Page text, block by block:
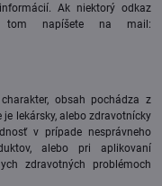
Ak niektorý odkaz
napíšete na mail:
obsah pochádza z
lekársky, alebo zdravotnícky
v prípade nesprávneho
alebo pri aplikovaní
zdravotných problémoch